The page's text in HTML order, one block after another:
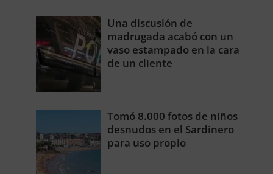
Una discusión de
madrugada acabó con un
vaso estampado en la cara
de un cliente
Tomó 8.000 fotos de niños
desnudos en el Sardinero
para uso propio